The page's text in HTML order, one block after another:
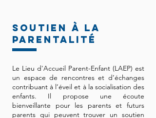
soutien à la
parentalité
Le Lieu d'Accueil Parent-Enfant (LAEP) est
un espace de rencontres et d’échanges
contribuant à l’éveil et à la socialisation des
enfants. Il propose une écoute
bienveillante pour les parents et futurs
parents qui peuvent trouver un soutien